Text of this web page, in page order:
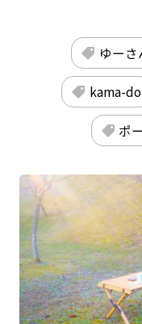
ゆー
kama-do
ポ